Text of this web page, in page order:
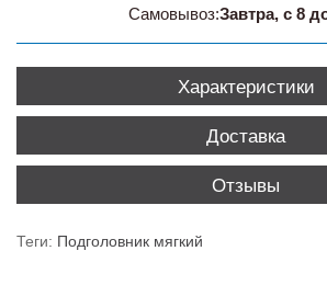
Самовывоз:Завтра, с 8
Характеристики
Доставка
Отзывы
Теги: Подголовник мягкий